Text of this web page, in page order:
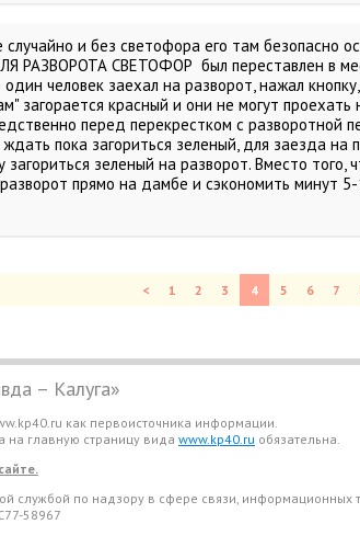
и без светофора его там безопасно
РАЗВОРОТА СВЕТОФОР был переставлен в
один человек заехал на разворот, нажал
загорается красный и они не могут
перед перекрестком с разворотной
пока загориться зеленый, для заезда
зеленый на разворот. Вместо
прямо на дамбе и сэкономить минут
< 1 2 3 4 5 6 7
– Калуга»
как первоисточника информации.
на главную страницу вида www.kp40.ru обязательна.
службой по надзору в сфере связи, информационных
58967